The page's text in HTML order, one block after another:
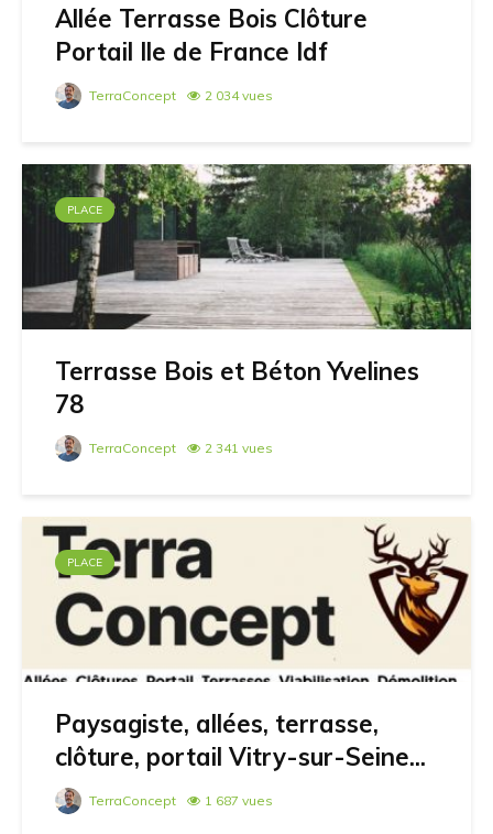
Allée Terrasse Bois Clôture
Portail Ile de France Idf
TerraConcept 2 034 vues
PLACE
Terrasse Bois et Béton Yvelines
78
TerraConcept 2 341 vues
PLACE
Paysagiste, allées, terrasse,
clôture, portail Vitry-sur-Seine...
TerraConcept 1 687 vues